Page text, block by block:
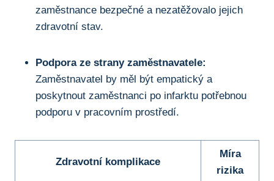
zaměstnance bezpečné a nezatěžovalo jejich
zdravotní stav.
Podpora ze strany zaměstnavatele:
Zaměstnavatel by měl být empatický a
poskytnout zaměstnanci po infarktu potřebnou
podporu v pracovním prostředí.
Zdravotní komplikace
Míra
rizika